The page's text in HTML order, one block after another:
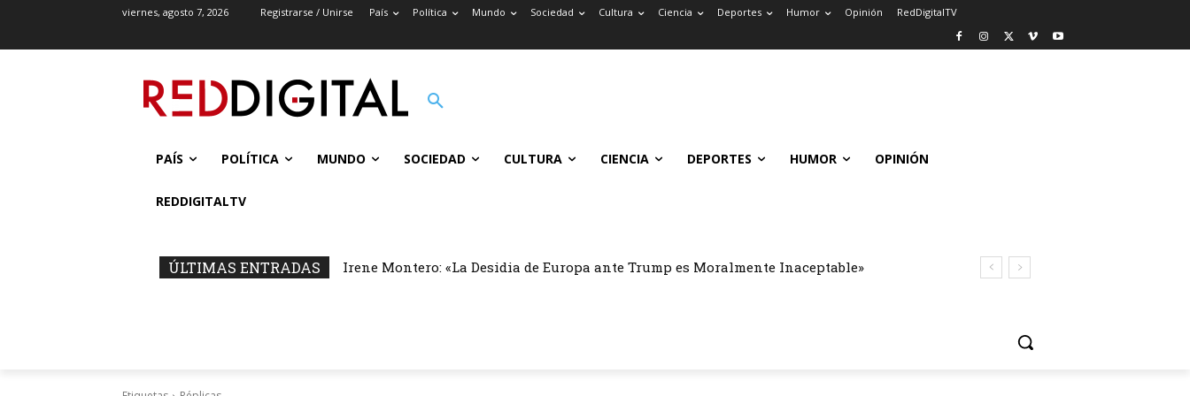
viernes, agosto 7, 2026 Registrarse / Unirse País Política Mundo Sociedad Cultura Ciencia Deportes Humor Opinión RedDigitalTV
PAÍS POLÍTICA MUNDO SOCIEDAD CULTURA CIENCIA DEPORTES HUMOR OPINIÓN
REDDIGITALTV
ÚLTIMAS ENTRADAS Irene Montero: «La Desidia de Europa ante Trump es Moralmente Inaceptable»